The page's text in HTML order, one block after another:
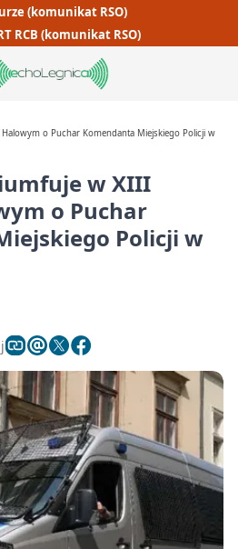
(komunikat RSO)
RCB (komunikat RSO)
o Puchar Komendanta Miejskiego Policji w
w XIII
o Puchar
Policji w